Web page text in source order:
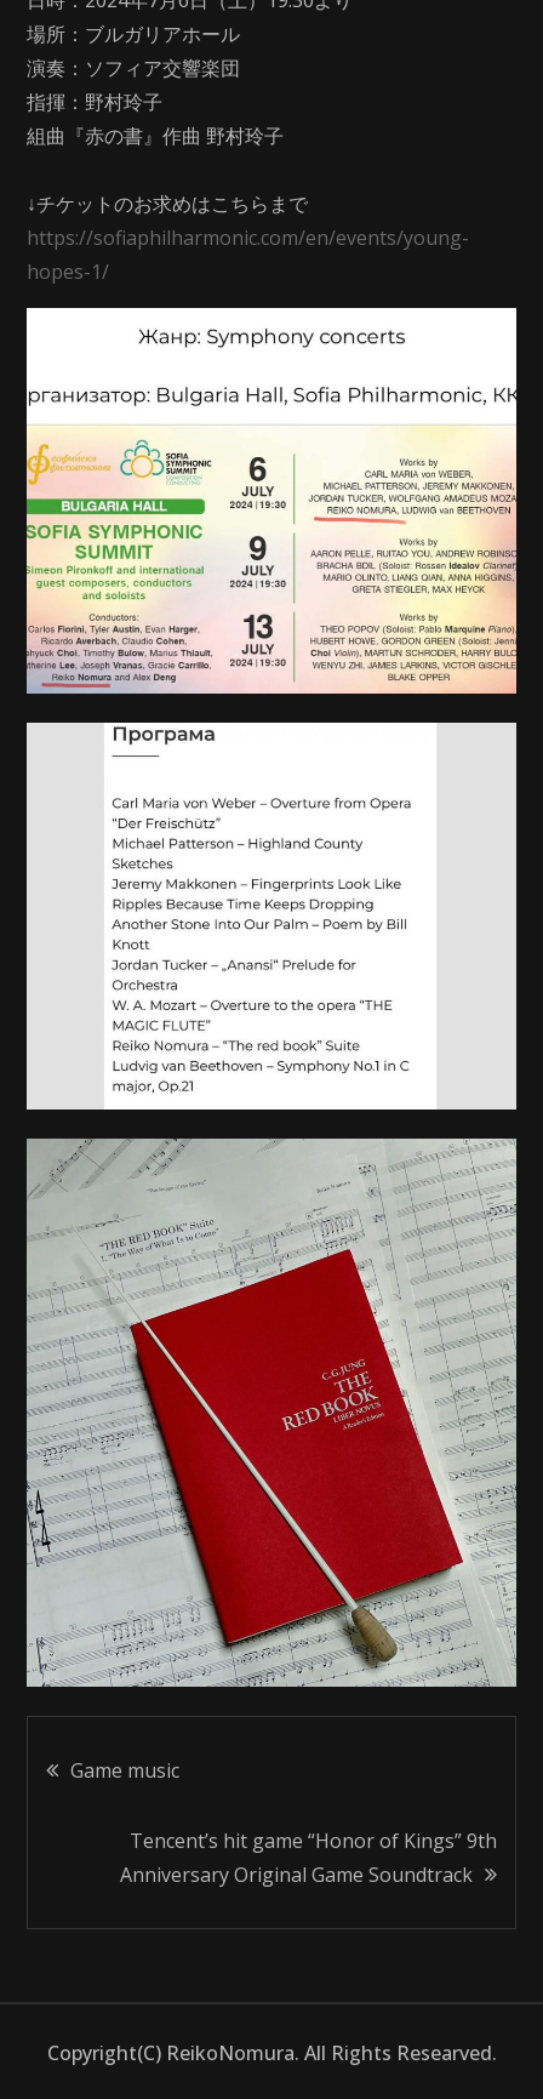
場所：ブルガリアホール
演奏：ソフィア交響楽団
指揮：野村玲子
組曲『赤の書』作曲 野村玲子
↓チケットのお求めはこちらまで
https://sofiaphilharmonic.com/en/events/young-
hopes-1/
投
ゲ
Game music
Tencent’s hit game “Honor of Kings” 9th
Anniversary Original Game Soundtrack
Copyright(C) ReikoNomura. All Rights Researved.